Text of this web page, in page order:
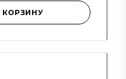
КОРЗИНУ